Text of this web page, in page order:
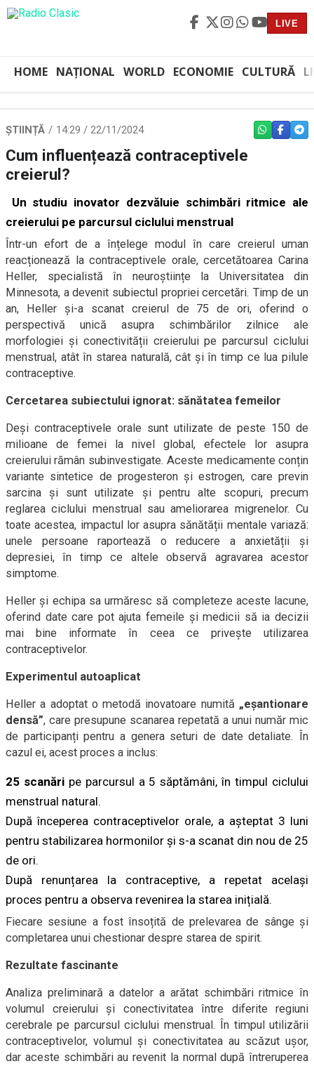
LIVE
HOME NAȚIONAL WORLD ECONOMIE CULTURĂ
ȘTIINȚĂ 14:29 / 22/11/2024 WHATSAPP
Cum influențează contraceptivele
creierul?
Un studiu inovator dezvăluie schimbări ritmice ale
creierului pe parcursul ciclului menstrual
Într-un efort de a înțelege modul în care creierul uman
reacționează la contraceptivele orale, cercetătoarea Carina
Heller, specialistă în neuroștiințe la Universitatea din
Minnesota, a devenit subiectul propriei cercetări. Timp de un
an, Heller și-a scanat creierul de 75 de ori, oferind o
perspectivă unică asupra schimbărilor zilnice ale
morfologiei și conectivității creierului pe parcursul ciclului
menstrual, atât în starea naturală, cât și în timp ce lua pilule
contraceptive.
Cercetarea subiectului ignorat: sănătatea femeilor
Deși contraceptivele orale sunt utilizate de peste 150 de
milioane de femei la nivel global, efectele lor asupra
creierului rămân subinvestigate. Aceste medicamente conțin
variante sintetice de progesteron și estrogen, care previn
sarcina și sunt utilizate și pentru alte scopuri, precum
reglarea ciclului menstrual sau ameliorarea migrenelor. Cu
toate acestea, impactul lor asupra sănătății mentale variază:
unele persoane raportează o reducere a anxietății și
depresiei, în timp ce altele observă agravarea acestor
simptome.
Heller și echipa sa urmăresc să completeze aceste lacune,
oferind date care pot ajuta femeile și medicii să ia decizii
mai bine informate în ceea ce privește utilizarea
contraceptivelor.
Experimentul autoaplicat
Heller a adoptat o metodă inovatoare numită „eșantionare
densă”, care presupune scanarea repetată a unui număr mic
de participanți pentru a genera seturi de date detaliate. În
cazul ei, acest proces a inclus:
25 scanăripe parcursul a 5 săptămâni, în timpul ciclului
menstrual natural.
După începerea contraceptivelor orale, a așteptat 3 luni
pentru stabilizarea hormonilor și s-a scanat din nou de 25
de ori.
După renunțarea la contraceptive, a repetat același
proces pentru a observa revenirea la starea inițială.
Fiecare sesiune a fost însoțită de prelevarea de sânge și
completarea unui chestionar despre starea de spirit.
Rezultate fascinante
Analiza preliminară a datelor a arătat schimbări ritmice în
volumul creierului și conectivitatea între diferite regiuni
cerebrale pe parcursul ciclului menstrual. În timpul utilizării
contraceptivelor, volumul și conectivitatea au scăzut ușor,
dar aceste schimbări au revenit la normal după întreruperea